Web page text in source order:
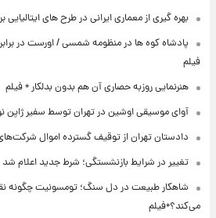
بهره گیری از معماری ایرانی در طرح های ایتالیایی
پادشاه کوه ها در منظومه شمسی / اورست در
فیلم
هنرنمایی روزبه حصاری آن هم بدون بدلکار + فیلم
آوای موسیقی اوشین در تهران توسط سفیر ژاپن
دادستان تهران از توقیف گسترده اموال
تغییر در شرایط بازنشستگی؛ شرط جدید اعلام شد
شاهکار طبیعت در دل سنگ؛ تومسونیت چگونه
می‌کند؟+فیلم